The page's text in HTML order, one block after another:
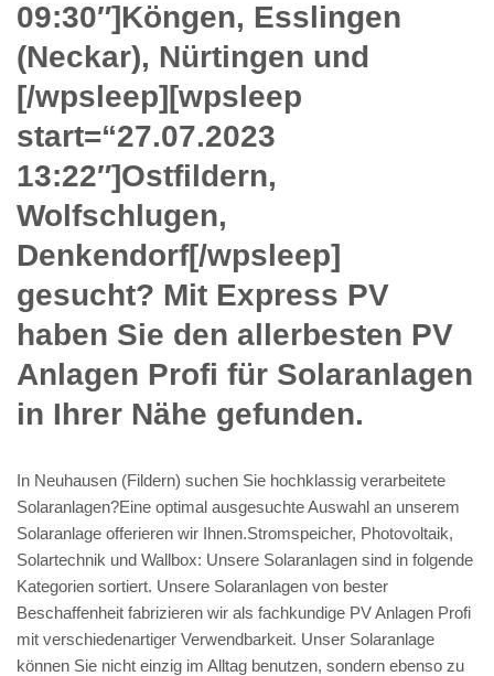
09:30″]Köngen, Esslingen
(Neckar), Nürtingen und
[/wpsleep][wpsleep
start=“27.07.2023
13:22″]Ostfildern,
Wolfschlugen,
Denkendorf[/wpsleep]
gesucht? Mit Express PV
haben Sie den allerbesten PV
Anlagen Profi für Solaranlagen
in Ihrer Nähe gefunden.
In Neuhausen (Fildern) suchen Sie hochklassig verarbeitete
Solaranlagen?Eine optimal ausgesuchte Auswahl an unserem
Solaranlage offerieren wir Ihnen.Stromspeicher, Photovoltaik,
Solartechnik und Wallbox: Unsere Solaranlagen sind in folgende
Kategorien sortiert. Unsere Solaranlagen von bester
Beschaffenheit fabrizieren wir als fachkundige PV Anlagen Profi
mit verschiedenartiger Verwendbarkeit. Unser Solaranlage
können Sie nicht einzig im Alltag benutzen, sondern ebenso zu